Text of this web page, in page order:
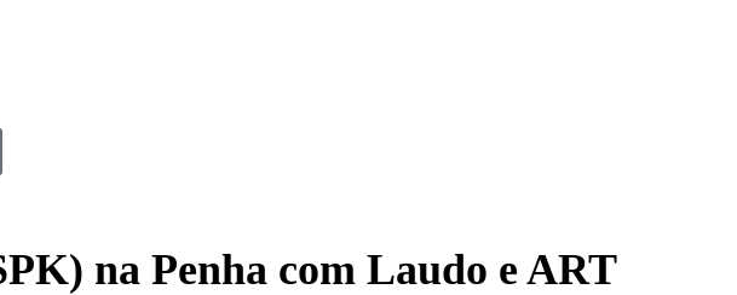
na Penha com Laudo e ART